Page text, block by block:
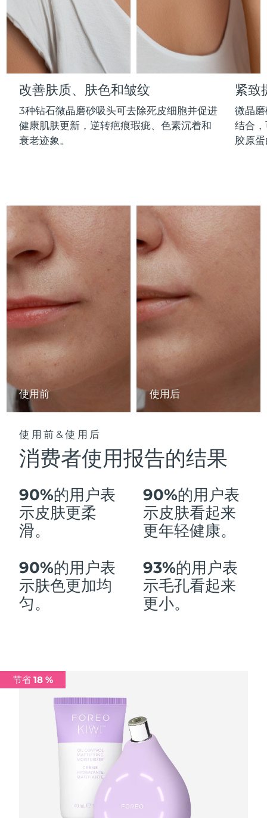
改善肤质、肤色和皱纹
3种钻石微晶磨砂吸头可去除死皮细胞并促进
健康肌肤更新，逆转疤痕瑕疵、色素沉着和
衰老迹象。
紧致
微晶
结合
胶原
使用前 使用后
使用前&使用后
消费者使用报告的结果
90%的用户表
示皮肤更柔
滑。
90%的用户表
示皮肤看起来
更年轻健康。
90%的用户表
示肤色更加均
匀。
93%的用户表
示毛孔看起来
更小。
节省 18 %
All FAQ™ skincare
FAQ™产品
All anti-aging treatments
All FAQ™ skincare
FAQ™产品
All LED treatments
FAQ™产品
All hair treatments
FAQ™ skincare
All FAQ™ skincare
FAQ™ products
Professional IPL hair removal device
PEACH™ 2
IPL hair removal
PEACH™ 2 go
Microcurrent body toning
LUNA™ 4 body
Massaging body brush
SUPERCHARGED™ serum
痘肌护理
ESPADA™ 2 plus
Recurring acne LED therapy
ESPADA™ 2
Concentrated acne gel
ESPADA™ 设备
All acne treatment devices
眼部护理
BEAR™ 2 eyes & lips
Microcurrent line smoothing device
IRIS™ 2
Advanced eye care treatment
眼部护理设备
All revitalizing eye massagers
毛孔护理
KIWI™
Blackhead remover
KIWI™ 皮肤护理
Advanced pore care essentials
护发
FLIP™ play advanced
LED light hairbrush
LUNA™ Dual-Peptide Scalp
Serum
For healthy hair
issa™ Teeth Whitening Set
Dual LED + sonic device & 18% PAP gel
issa™ Teeth Whitening Gel
18% PAP
更多的
护肤品 男士
全部购买
关于我们
法属波利尼西亚 13/08/2026
德国 09/08/2026
直布罗陀
希腊 09/08/2026
中国香港特别行政区 预计送达日期10/08/2026
匈牙利 09/08/2026
预计送达日期 09/08/2026
马恩岛 预计送达日期 11/08/2026
以色列 预计送达日期
意大利 预计送达日期
日本 预计送达日期
泽西岛 预计送达日期
哈萨克斯坦 预计送达日期
拉脱维亚 预计送达日期09/08/2026
立陶宛 预计送达日期09/08/2026
卢森堡 预计送达日期09/08/2026
中国澳门特别行政区 预计送达日期 11/08/2026
马来西亚 预计送达日期 12/08/2026
摩纳哥
预计送达日期
预计送达日期
预计送达日期